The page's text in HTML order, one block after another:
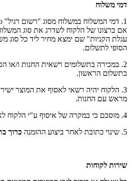
דמי משלוח
אם ברצונו של הלקוח לשדרג את סוג
עגלת הקניות" שם ימצא מחיר ליד כל סוג
הסופי לתשלום.
2. במכירה בתשלומים רשאית החנות ו/או
בתשלום הראשון.
3. הלקוח יהיה רשאי לאסוף את המוצר
מראש עם החנות.
4. מוסכם כי במקרה של איסוף ע"י הלקוח לא יגבו מהלקוח דמי משלוח.
5. שינוי כתובת לאחר ביצוע ההזמנה
כרוך
שירות לקוחות